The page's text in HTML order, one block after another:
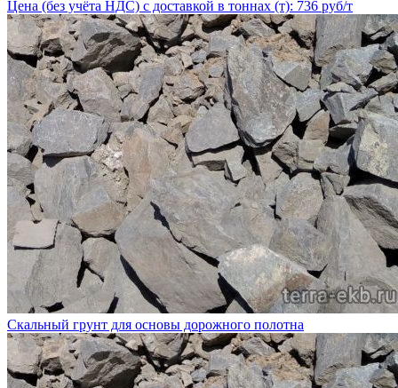
Цена (без учёта НДС) с доставкой в тоннах (т): 736 руб/т
Скальный грунт для основы дорожного полотна